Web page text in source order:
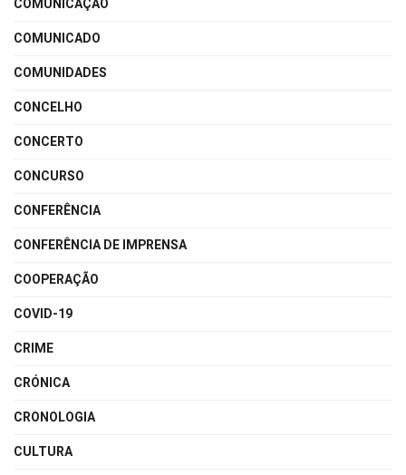
COMUNICAÇÃO
COMUNICADO
COMUNIDADES
CONCELHO
CONCERTO
CONCURSO
CONFERÊNCIA
CONFERÊNCIA DE IMPRENSA
COOPERAÇÃO
COVID-19
CRIME
CRÓNICA
CRONOLOGIA
CULTURA